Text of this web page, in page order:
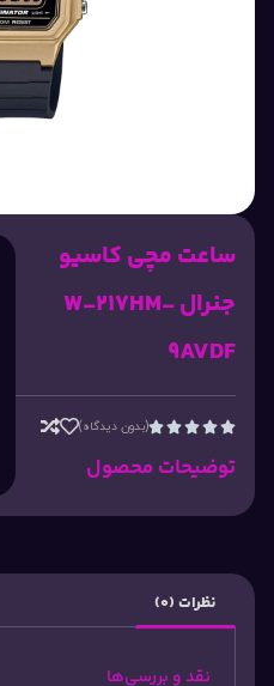
ساعت مچی کاسیو
جنرال W-217HM-
9AVDF




(بدون دیدگاه)
توضیحات محصول
نظرات (0)
نقد و بررسی‌ها